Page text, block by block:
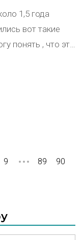
1,5 года
вот такие
понять , что это
Пропила
не помогло.
9 89 90